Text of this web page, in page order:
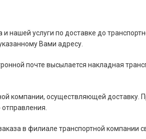
и нашей услуги по доставке до
Вами адресу.
почте высылается накладная
компании, осуществляющей
отправления.
в филиале транспортной компании